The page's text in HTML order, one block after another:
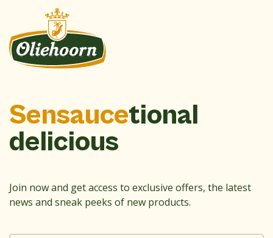
Sensaucetional
delicious
Join now and get access to exclusive offers, the latest
news and sneak peeks of new products.